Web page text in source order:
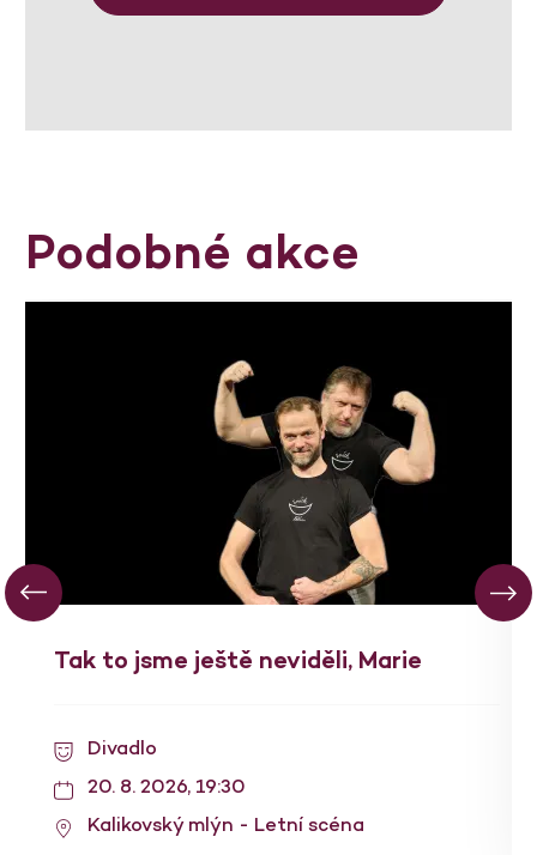
Podobné akce
Tak to jsme ještě neviděli, Marie
Divadlo
20. 8. 2026, 19:30
Kalikovský mlýn - Letní scéna